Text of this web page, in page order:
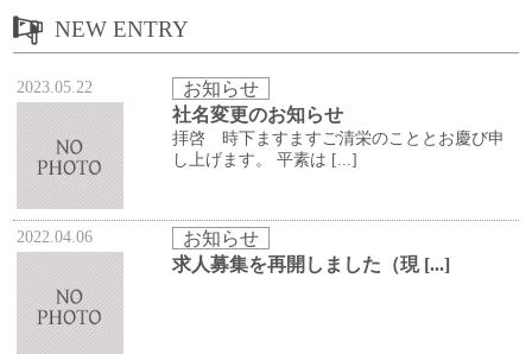
NEW ENTRY
2023.05.22 お知らせ
社名変更のお知らせ
拝啓 時下ますますご清栄のこととお慶び申
し上げます。 平素は [...]
2022.04.06 お知らせ
求人募集を再開しました（現 [...]